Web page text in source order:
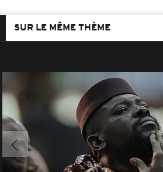
SUR LE MÊME THÈME